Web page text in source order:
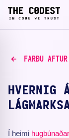
FARÐU AFTUR
HVERNIG
Í heimi